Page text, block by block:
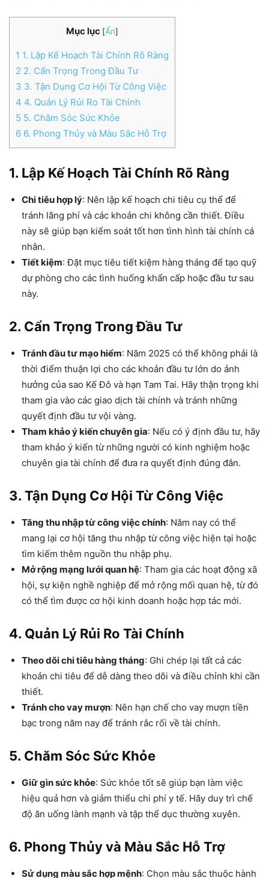
Mục lục [Ẩn]
1 1. Lập Kế Hoạch Tài Chính Rõ Ràng
2 2. Cẩn Trọng Trong Đầu Tư
3 3. Tận Dụng Cơ Hội Từ Công Việc
4 4. Quản Lý Rủi Ro Tài Chính
5 5. Chăm Sóc Sức Khỏe
6 6. Phong Thủy và Màu Sắc Hỗ Trợ
1. Lập Kế Hoạch Tài Chính Rõ Ràng
Chi tiêu hợp lý: Nên lập kế hoạch chi tiêu cụ thể để
tránh lãng phí và các khoản chi không cần thiết. Điều
này sẽ giúp bạn kiểm soát tốt hơn tình hình tài chính cá
nhân.
Tiết kiệm: Đặt mục tiêu tiết kiệm hàng tháng để tạo quỹ
dự phòng cho các tình huống khẩn cấp hoặc đầu tư sau
này.
2. Cẩn Trọng Trong Đầu Tư
Tránh đầu tư mạo hiểm: Năm 2025 có thể không phải là
thời điểm thuận lợi cho các khoản đầu tư lớn do ảnh
hưởng của sao Kế Đô và hạn Tam Tai. Hãy thận trọng khi
tham gia vào các giao dịch tài chính và tránh những
quyết định đầu tư vội vàng.
Tham khảo ý kiến chuyên gia: Nếu có ý định đầu tư, hãy
tham khảo ý kiến từ những người có kinh nghiệm hoặc
chuyên gia tài chính để đưa ra quyết định đúng đắn.
3. Tận Dụng Cơ Hội Từ Công Việc
Tăng thu nhập từ công việc chính: Năm nay có thể
mang lại cơ hội tăng thu nhập từ công việc hiện tại hoặc
tìm kiếm thêm nguồn thu nhập phụ.
Mở rộng mạng lưới quan hệ: Tham gia các hoạt động xã
hội, sự kiện nghề nghiệp để mở rộng mối quan hệ, từ đó
có thể tìm được cơ hội kinh doanh hoặc hợp tác mới.
4. Quản Lý Rủi Ro Tài Chính
Theo dõi chi tiêu hàng tháng: Ghi chép lại tất cả các
khoản chi tiêu để dễ dàng theo dõi và điều chỉnh khi cần
thiết.
Tránh cho vay mượn: Nên hạn chế cho vay mượn tiền
bạc trong năm nay để tránh rắc rối về tài chính.
5. Chăm Sóc Sức Khỏe
Giữ gìn sức khỏe: Sức khỏe tốt sẽ giúp bạn làm việc
hiệu quả hơn và giảm thiểu chi phí y tế. Hãy duy trì chế
độ ăn uống lành mạnh và tập thể dục thường xuyên.
6. Phong Thủy và Màu Sắc Hỗ Trợ
Sử dụng màu sắc hợp mệnh: Chọn màu sắc thuộc hành